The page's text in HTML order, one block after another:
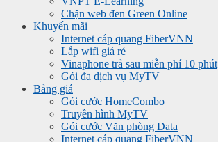
Chặn web đen Green Online
Khuyến mãi
Internet cáp quang FiberVNN
Lắp wifi giá rẻ
Vinaphone trả sau miễn phí 10 phút
Gói đa dịch vụ MyTV
Bảng giá
Gói cước HomeCombo
Truyền hình MyTV
Gói cước Văn phòng Data
Internet cáp quang FiberVNN